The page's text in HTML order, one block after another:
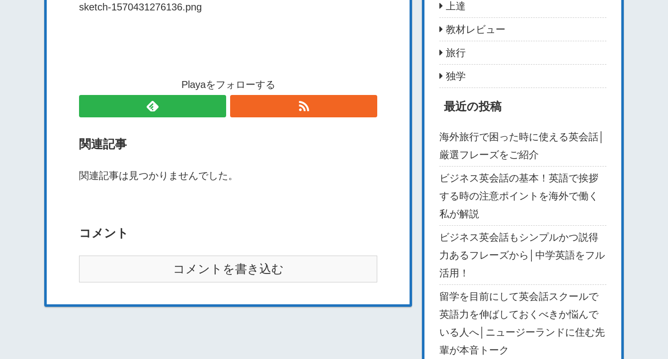
sketch-1570431276136.png
Playaをフォローする
関連記事
関連記事は見つかりませんでした。
コメント
コメントを書き込む
上達
教材レビュー
旅行
独学
最近の投稿
海外旅行で困った時に使える英会話│
厳選フレーズをご紹介
ビジネス英会話の基本！英語で挨拶
する時の注意ポイントを海外で働く
私が解説
ビジネス英会話もシンプルかつ説得
力あるフレーズから│中学英語をフル
活用！
留学を目前にして英会話スクールで
英語力を伸ばしておくべきか悩んで
いる人へ│ニュージーランドに住む先
輩が本音トーク